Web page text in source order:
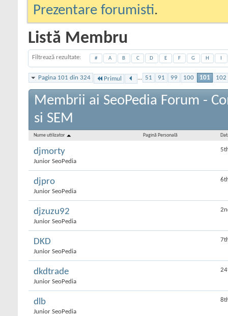
Prezentare forumisti.
Listă Membru
Filtrează rezultate # A B C D E F G H
Pagina 101 din 324 Primul ... 51 91 99 100 101 102
Membrii ai SeoPedia Forum -
si SEM
Nume utilizator Pagină Personală
djmorty
Junior SeoPedia
djpro
Junior SeoPedia
djzuzu92
Junior SeoPedia
DKD
Junior SeoPedia
dkdtrade
Junior SeoPedia
dlb
Junior SeoPedia